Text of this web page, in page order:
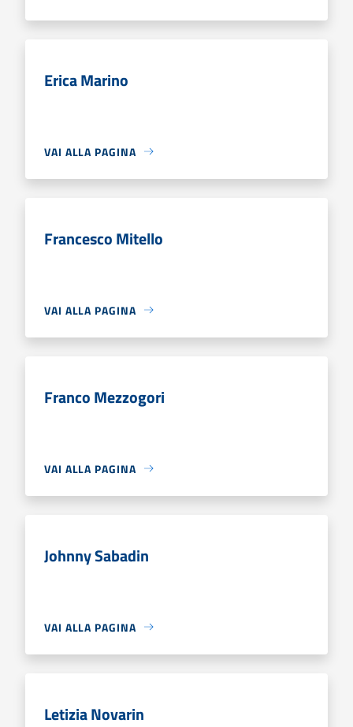
Erica Marino
VAI ALLA PAGINA
Francesco Mitello
VAI ALLA PAGINA
Franco Mezzogori
VAI ALLA PAGINA
Johnny Sabadin
VAI ALLA PAGINA
Letizia Novarin